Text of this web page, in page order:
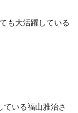
も大活躍している
ている福山雅治さ